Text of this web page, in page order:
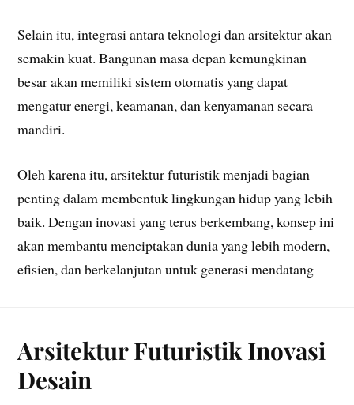
Selain itu, integrasi antara teknologi dan arsitektur akan
semakin kuat. Bangunan masa depan kemungkinan
besar akan memiliki sistem otomatis yang dapat
mengatur energi, keamanan, dan kenyamanan secara
mandiri.
Oleh karena itu, arsitektur futuristik menjadi bagian
penting dalam membentuk lingkungan hidup yang lebih
baik. Dengan inovasi yang terus berkembang, konsep ini
akan membantu menciptakan dunia yang lebih modern,
efisien, dan berkelanjutan untuk generasi mendatang
Arsitektur Futuristik Inovasi
Desain